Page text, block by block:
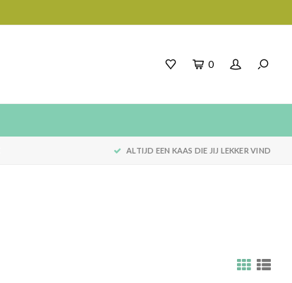
0
ALTIJD EEN KAAS DIE JIJ LEKKER VIND